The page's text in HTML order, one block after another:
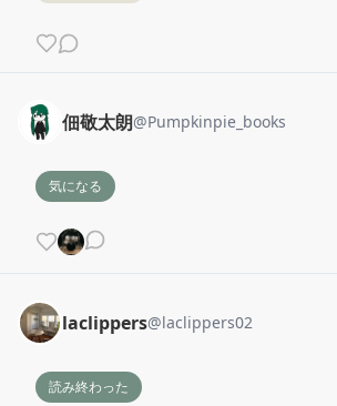
佃敬太朗@Pumpkinpie_books
気になる
laclippers@laclippers02
読み終わった